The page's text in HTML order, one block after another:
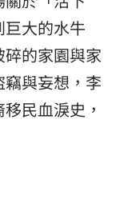
大的水牛
的家園與家
與妄想，李
民血淚史，